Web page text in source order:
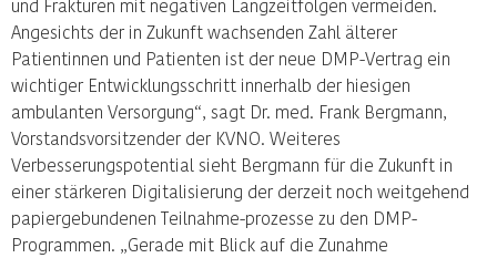
und Frakturen mit negativen Langzeitfolgen vermeiden.
Angesichts der in Zukunft wachsenden Zahl älterer
Patientinnen und Patienten ist der neue DMP-Vertrag ein
wichtiger Entwicklungsschritt innerhalb der hiesigen
ambulanten Versorgung“, sagt Dr. med. Frank Bergmann,
Vorstandsvorsitzender der KVNO. Weiteres
Verbesserungspotential sieht Bergmann für die Zukunft in
einer stärkeren Digitalisierung der derzeit noch weitgehend
papiergebundenen Teilnahme-prozesse zu den DMP-
Programmen. „Gerade mit Blick auf die Zunahme